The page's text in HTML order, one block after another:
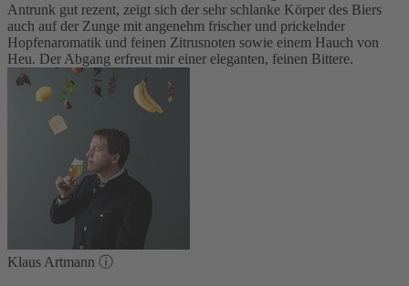
Antrunk gut rezent, zeigt sich der sehr schlanke Körper des Biers
auch auf der Zunge mit angenehm frischer und prickelnder
Hopfenaromatik und feinen Zitrusnoten sowie einem Hauch von
Heu. Der Abgang erfreut mir einer eleganten, feinen Bittere.
Klaus Artmann ⓘ